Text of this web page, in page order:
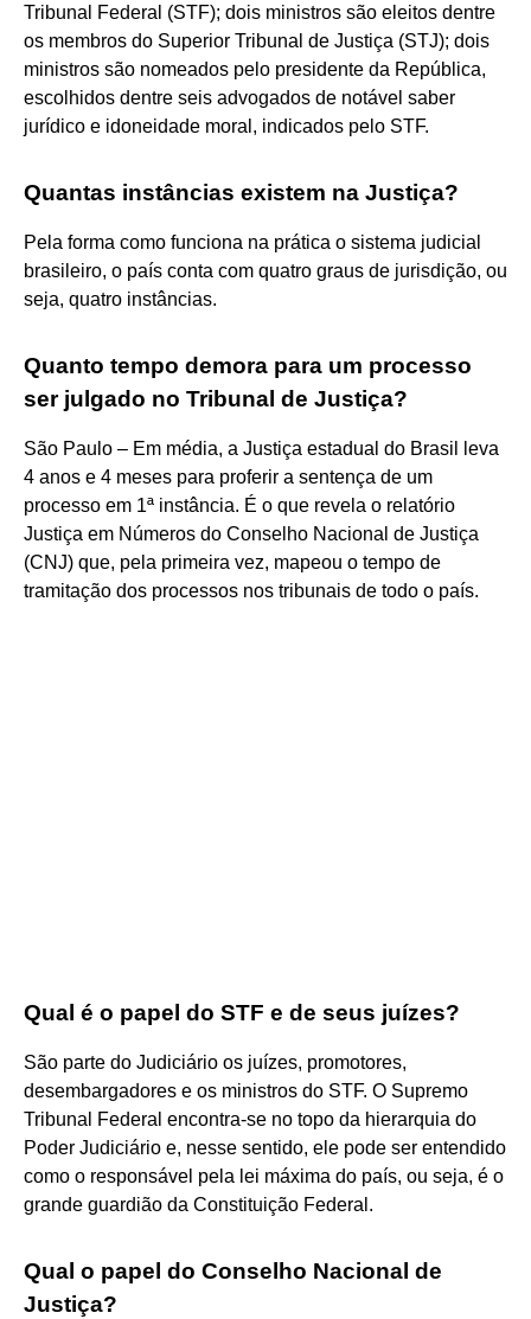
Tribunal Federal (STF); dois ministros são eleitos dentre
os membros do Superior Tribunal de Justiça (STJ); dois
ministros são nomeados pelo presidente da República,
escolhidos dentre seis advogados de notável saber
jurídico e idoneidade moral, indicados pelo STF.
Quantas instâncias existem na Justiça?
Pela forma como funciona na prática o sistema judicial
brasileiro, o país conta com quatro graus de jurisdição, ou
seja, quatro instâncias.
Quanto tempo demora para um processo
ser julgado no Tribunal de Justiça?
São Paulo – Em média, a Justiça estadual do Brasil leva
4 anos e 4 meses para proferir a sentença de um
processo em 1ª instância. É o que revela o relatório
Justiça em Números do Conselho Nacional de Justiça
(CNJ) que, pela primeira vez, mapeou o tempo de
tramitação dos processos nos tribunais de todo o país.
Qual é o papel do STF e de seus juízes?
São parte do Judiciário os juízes, promotores,
desembargadores e os ministros do STF. O Supremo
Tribunal Federal encontra-se no topo da hierarquia do
Poder Judiciário e, nesse sentido, ele pode ser entendido
como o responsável pela lei máxima do país, ou seja, é o
grande guardião da Constituição Federal.
Qual o papel do Conselho Nacional de
Justiça?